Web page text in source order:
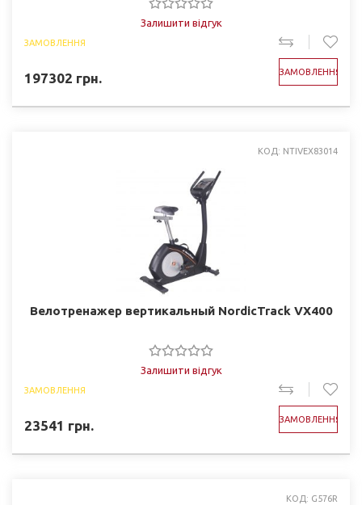
Залишити відгук
ЗАМОВЛЕННЯ
197302 грн. ЗАМОВЛЕННЯ
КОД: NTIVEX83014
Велотренажер вертикальный NordicTrack VX400
Залишити відгук
ЗАМОВЛЕННЯ
23541 грн. ЗАМОВЛЕННЯ
КОД: G576R